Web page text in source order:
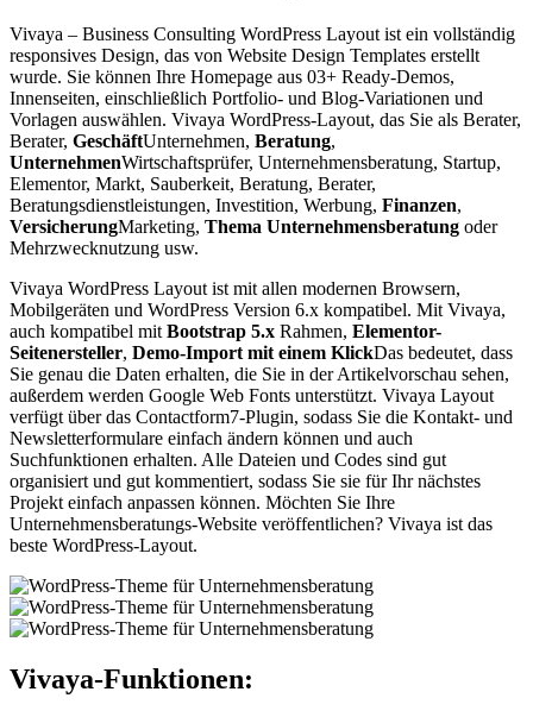
Vivaya – Business Consulting WordPress Layout ist ein vollständig
responsives Design, das von Website Design Templates erstellt
wurde. Sie können Ihre Homepage aus 03+ Ready-Demos,
Innenseiten, einschließlich Portfolio- und Blog-Variationen und
Vorlagen auswählen. Vivaya WordPress-Layout, das Sie als Berater,
Berater, GeschäftUnternehmen, Beratung,
UnternehmenWirtschaftsprüfer, Unternehmensberatung, Startup,
Elementor, Markt, Sauberkeit, Beratung, Berater,
Beratungsdienstleistungen, Investition, Werbung, Finanzen,
VersicherungMarketing, Thema Unternehmensberatung oder
Mehrzwecknutzung usw.
Vivaya WordPress Layout ist mit allen modernen Browsern,
Mobilgeräten und WordPress Version 6.x kompatibel. Mit Vivaya,
auch kompatibel mit Bootstrap 5.x Rahmen, Elementor-
Seitenersteller, Demo-Import mit einem KlickDas bedeutet, dass
Sie genau die Daten erhalten, die Sie in der Artikelvorschau sehen,
außerdem werden Google Web Fonts unterstützt. Vivaya Layout
verfügt über das Contactform7-Plugin, sodass Sie die Kontakt- und
Newsletterformulare einfach ändern können und auch
Suchfunktionen erhalten. Alle Dateien und Codes sind gut
organisiert und gut kommentiert, sodass Sie sie für Ihr nächstes
Projekt einfach anpassen können. Möchten Sie Ihre
Unternehmensberatungs-Website veröffentlichen? Vivaya ist das
beste WordPress-Layout.
Vivaya-Funktionen: